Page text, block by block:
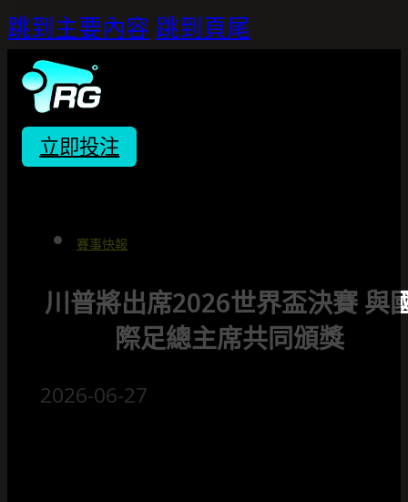
跳到主要內容 跳到頁尾
立即投注
賽事快報
川普將出席2026世界盃決賽 與
際足總主席共同頒獎
2026-06-27